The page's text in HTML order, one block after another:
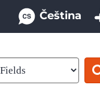
Čeština